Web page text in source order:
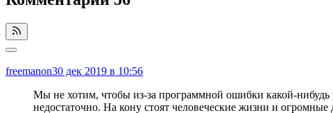
freemanon30 дек 2019 в 10:56
Мы не хотим, чтобы из-за программной ошибки какой-нибудь
недостаточно. На кону стоят человеческие жизни и